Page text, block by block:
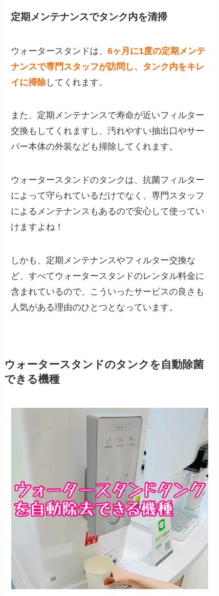
定期メンテナンスでタンク内を清掃
ウォータースタンドは、6ヶ月に1度の定期メンテ
ナンスで専門スタッフが訪問し、タンク内をキレ
イに掃除してくれます。
また、定期メンテナンスで寿命が近いフィルター
交換もしてくれますし、汚れやすい抽出口やサー
バー本体の外装なども掃除してくれます。
ウォータースタンドのタンクは、抗菌フィルター
によって守られているだけでなく、専門スタッフ
によるメンテナンスもあるので安心して使ってい
けますよね！
しかも、定期メンテナンスやフィルター交換な
ど、すべてウォータースタンドのレンタル料金に
含まれているので、こういったサービスの良さも
人気がある理由のひとつとなっています。
ウォータースタンドのタンクを自動除菌
できる機種